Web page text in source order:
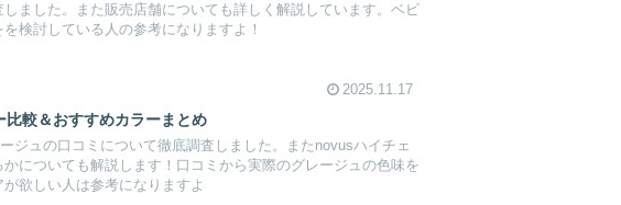
ました。また販売店舗についても詳しく解説しています。ベビ
検討している人の参考になりますよ！
2025.11.17
較＆おすすめカラーまとめ
ジュの口コミについて徹底調査しました。またnovusハイチェ
についても解説します！口コミから実際のグレージュの色味を
欲しい人は参考になりますよ